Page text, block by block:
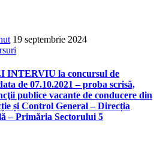
19 septembrie 2024
INTERVIU la concursul de
de 07.10.2021 – proba scrisă,
publice vacante de conducere din
și Control General – Direcția
– Primăria Sectorului 5